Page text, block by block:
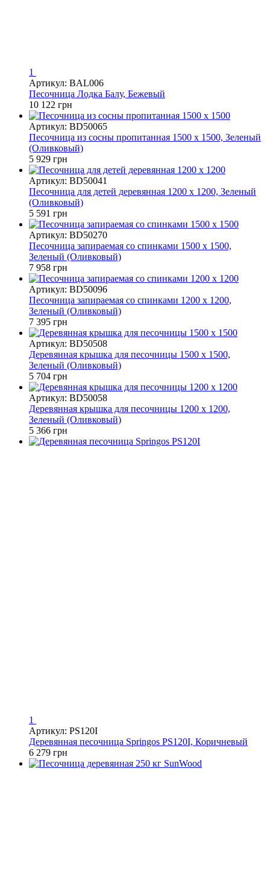
1
Артикул: BAL006
Песочница Лодка Балу, Бежевый
10 122 грн
Артикул: BD50065
Песочница из сосны пропитанная 1500 x 1500, Зеленый
(Оливковый)
5 929 грн
Артикул: BD50041
Песочница для детей деревянная 1200 x 1200, Зеленый
(Оливковый)
5 591 грн
Артикул: BD50270
Песочница запираемая со спинками 1500 x 1500,
Зеленый (Оливковый)
7 958 грн
Артикул: BD50096
Песочница запираемая со спинками 1200 x 1200,
Зеленый (Оливковый)
7 395 грн
Артикул: BD50508
Деревянная крышка для песочницы 1500 x 1500,
Зеленый (Оливковый)
5 704 грн
Артикул: BD50058
Деревянная крышка для песочницы 1200 x 1200,
Зеленый (Оливковый)
5 366 грн
1
Артикул: PS120I
Деревянная песочница Springos PS120I, Коричневый
6 279 грн